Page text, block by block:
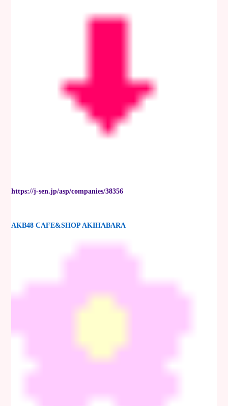
https://j-sen.jp/asp/companies/38356
AKB48 CAFE&SHOP AKIHABARA